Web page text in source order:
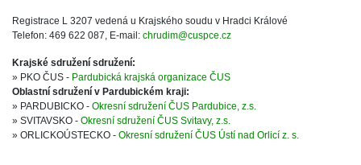
Registrace L 3207 vedená u Krajského soudu v Hradci Králové
Telefon: 469 622 087, E-mail: chrudim@cuspce.cz
Krajské sdružení sdružení:
» PKO ČUS - Pardubická krajská organizace ČUS
Oblastní sdružení v Pardubickém kraji:
» PARDUBICKO - Okresní sdružení ČUS Pardubice, z.s.
» SVITAVSKO - Okresní sdružení ČUS Svitavy, z.s.
» ORLICKOÚSTECKO - Okresní sdružení ČUS Ústí nad Orlicí z. s.